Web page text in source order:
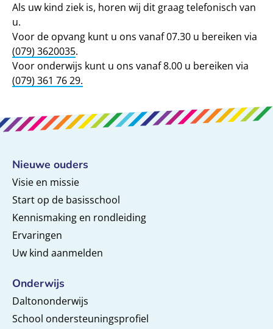
Als uw kind ziek is, horen wij dit graag telefonisch van
u.
Voor de opvang kunt u ons vanaf 07.30 u bereiken via
(079) 3620035.
​Voor onderwijs kunt u ons vanaf 8.00 u bereiken via
(079) 361 76 29.
Nieuwe ouders
Visie en missie
Start op de basisschool
Kennismaking en rondleiding
Ervaringen
Uw kind aanmelden
Onderwijs
Daltononderwijs
School ondersteuningsprofiel